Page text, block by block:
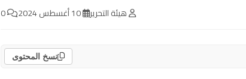
هيئة التحرير
نسخ المحتوى